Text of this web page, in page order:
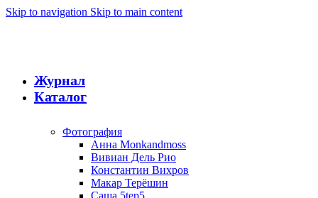
Skip to navigation Skip to main content
Журнал
Каталог
Фотография
Анна Monkandmoss
Вивиан Дель Рио
Константин Вихров
Макар Терёшин
Саша 5tep5